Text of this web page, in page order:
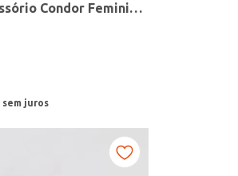
Relógio + Acessório Condor Feminino PRATA